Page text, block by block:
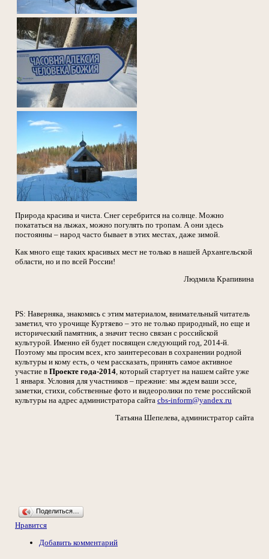
Природа красива и чиста. Снег серебрится на солнце. Можно
покататься на лыжах, можно погулять по тропам. А они здесь
постоянны – народ часто бывает в этих местах, даже зимой.
Как много еще таких красивых мест не только в нашей Архангельской
области, но и по всей России!
Людмила Крапивина
PS: Наверняка, знакомясь с этим материалом, внимательный читатель
заметил, что урочище Куртяево – это не только природный, но еще и
исторический памятник, а значит тесно связан с российской
культурой. Именно ей будет посвящен следующий год, 2014-й.
Поэтому мы просим всех, кто заинтересован в сохранении родной
культуры и кому есть, о чем рассказать, принять самое активное
участие в Проекте года-2014, который стартует на нашем сайте уже
1 января. Условия для участников – прежние: мы ждем ваши эссе,
заметки, стихи, собственные фото и видеоролики по теме российской
культуры на адрес администратора сайта cbs-inform@yandex.ru
Татьяна Шепелева, администратор сайта
Поделиться…
Нравится
Добавить комментарий